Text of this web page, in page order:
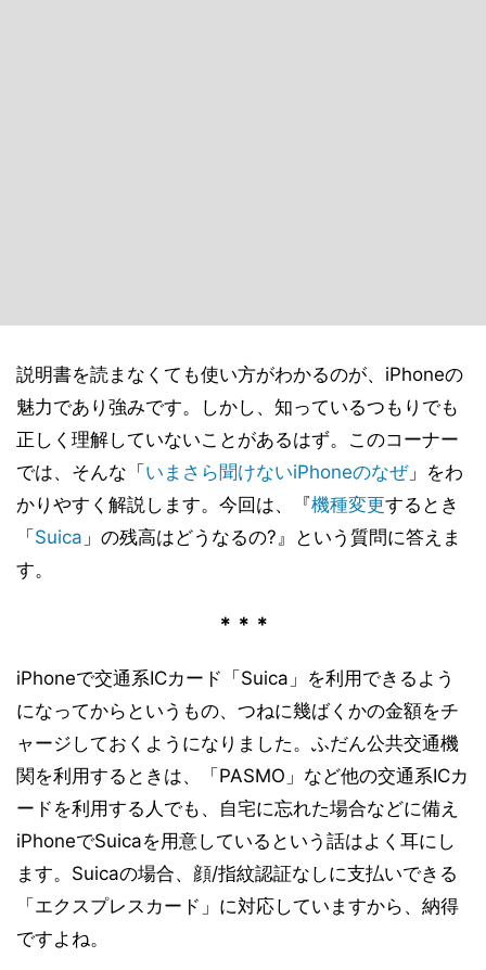
説明書を読まなくても使い方がわかるのが、iPhoneの
魅力であり強みです。しかし、知っているつもりでも
正しく理解していないことがあるはず。このコーナー
では、そんな「 いまさら聞けないiPhoneのなぜ」をわ
かりやすく解説します。今回は、『機種変更するとき
「 Suica 」の残高はどうなるの?』という質問に答えま
す。
＊＊＊
iPhoneで交通系ICカード「Suica」を利用できるよう
になってからというもの、つねに幾ばくかの金額をチ
ャージしておくようになりました。ふだん公共交通機
関を利用するときは、「PASMO」など他の交通系ICカ
ードを利用する人でも、自宅に忘れた場合などに備え
iPhoneでSuicaを用意しているという話はよく耳にし
ます。Suicaの場合、顔/指紋認証なしに支払いできる
「エクスプレスカード」に対応していますから、納得
ですよね。